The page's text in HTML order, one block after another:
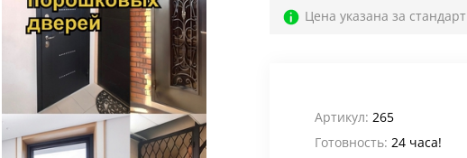
В общий коридор
(22)
Промышленные
Для дачи
Входные группы
В лифтовые холлы
Цена указана за
Артикул: 265
Готовность: 24 часа!